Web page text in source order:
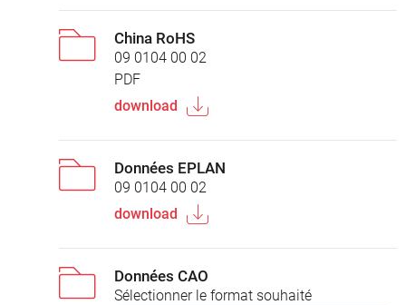
China RoHS
09 0104 00 02
PDF
download
Données EPLAN
09 0104 00 02
download
Données CAO
Sélectionner le format souhaité